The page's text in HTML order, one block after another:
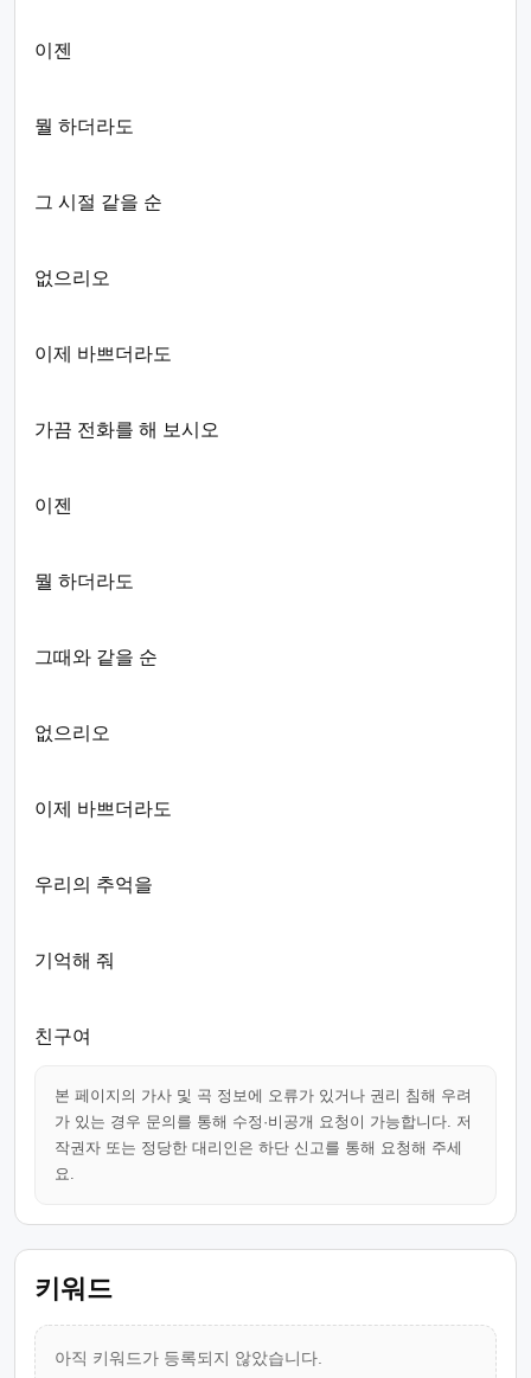
이젠
뭘 하더라도
그 시절 같을 순
없으리오
이제 바쁘더라도
가끔 전화를 해 보시오
이젠
뭘 하더라도
그때와 같을 순
없으리오
이제 바쁘더라도
우리의 추억을
기억해 줘
친구여
본 페이지의 가사 및 곡 정보에 오류가 있거나 권리 침해 우려
가 있는 경우 문의를 통해 수정·비공개 요청이 가능합니다. 저
작권자 또는 정당한 대리인은 하단 신고를 통해 요청해 주세
요.
키워드
아직 키워드가 등록되지 않았습니다.